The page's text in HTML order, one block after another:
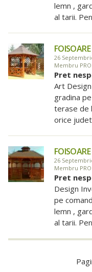
lemn ,
al tarii.
FOISOARE
26
Membru PRO
Pret
Art
gradina
terase de
orice
FOISOARE
26
Membru PRO
Pret
Design
pe
lemn ,
al tarii.